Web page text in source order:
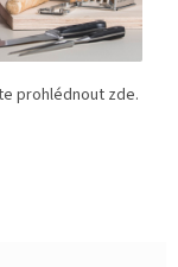
prohlédnout zde.